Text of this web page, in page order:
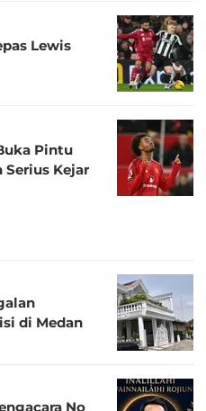
Lewis
Pintu
Serius Kejar
di Medan
No